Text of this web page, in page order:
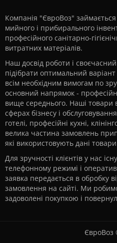
Компанія "ЄвроВоз"
мийного і прибирального
професійного санітарно-
витратних матеріалів.
Наш досвід роботи і
підібрати оптимальний варіант
всім необхідним вимогам по
основний напрямок -
вище середнього. Наші товари
сферах бізнесу і
готелі, професійні кухні,
велика частина замовлень
які використовують дані
Для зручності клієнтів у нас
телефонному режимі і
заявка передається в обробку
замовлення на сайті. Ми
задоволені покупкою і
ЄвроВоз